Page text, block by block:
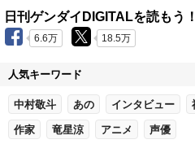
日刊ゲンダイDIGITALを読もう！
6.6万 18.5万
人気キーワード
中村敬斗 あの インタビュー
作家 竜星涼 アニメ 声優